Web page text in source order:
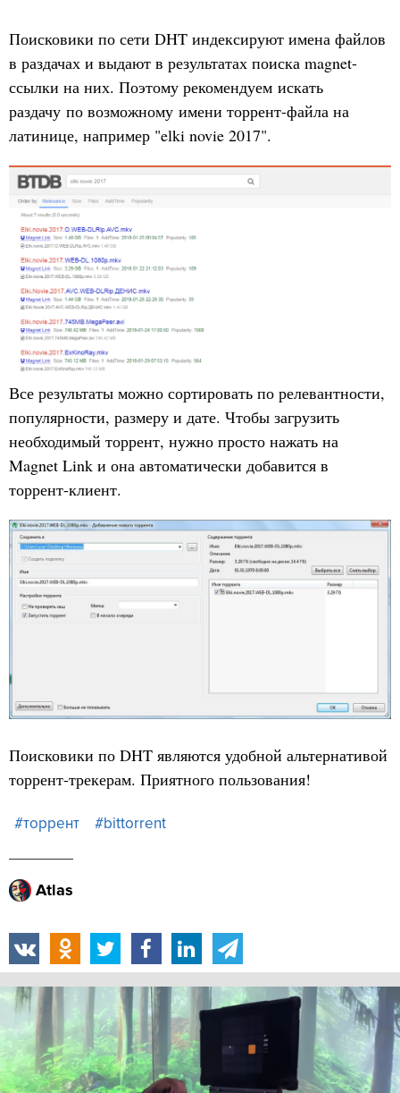
Поисковики по сети DHT индексируют имена файлов
в раздачах и выдают в результатах поиска magnet-
ссылки на них. Поэтому рекомендуем искать
раздачу по возможному имени торрент-файла на
латинице, например "elki novie 2017".
Все результаты можно сортировать по релевантности,
популярности, размеру и дате. Чтобы загрузить
необходимый торрент, нужно просто нажать на
Magnet Link и она автоматически добавится в
торрент-клиент.
Поисковики по DHT являются удобной альтернативой
торрент-трекерам. Приятного пользования!
#торрент #bittorrent
Atlas